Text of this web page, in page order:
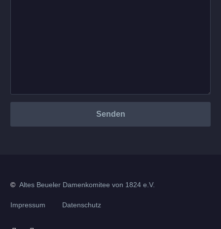
© Altes Beueler Damenkomitee von 1824 e.V.
Impressum Datenschutz